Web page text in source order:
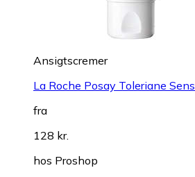
Ansigtscremer
La Roche Posay Toleriane
fra
128 kr.
hos Proshop